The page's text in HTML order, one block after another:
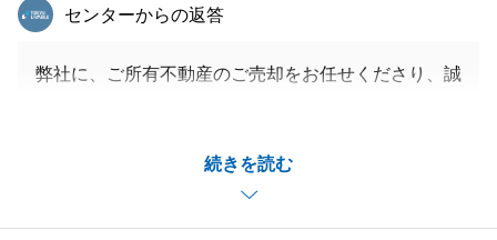
続きを読む
東急リバブル
センターからの返答
弊社に、ご所有不動産のご売却をお任せくださり、誠
だきまして、心より御礼申し上げます。
大切な資産のご売却において、長引く不安から解放さ
れて、3ヶ月で無事にご満足いただける取引ができま